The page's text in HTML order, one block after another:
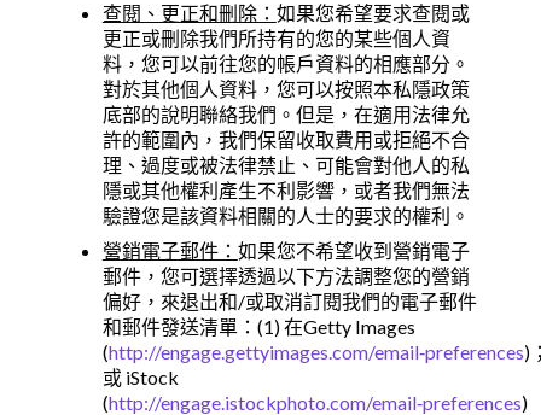
查閱、更正和刪除： 如果您希望要求查閱或
更正或刪除我們所持有的您的某些個人資
料，您可以前往您的帳戶資料的相應部分。
對於其他個人資料，您可以按照本私隱政策
底部的說明聯絡我們。但是，在適用法律允
許的範圍內，我們保留收取費用或拒絕不合
理、過度或被法律禁止、可能會對他人的私
隱或其他權利產生不利影響，或者我們無法
驗證您是該資料相關的人士的要求的權利。
營銷電子郵件： 如果您不希望收到營銷電子
郵件，您可選擇透過以下方法調整您的營銷
偏好，來退出和/或取消訂閱我們的電子郵件
和郵件發送清單：(1) 在Getty Images
(http://engage.gettyimages.com/email‑preferences)
或 iStock
(http://engage.istockphoto.com/email‑preferences)